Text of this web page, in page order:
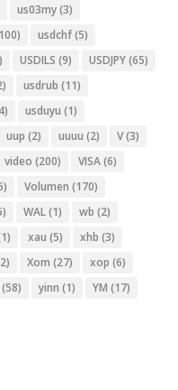
us03my(3)
usdchf(5)
USDILS (9) USDJPY(65)
usdrub (11)
usduyu (1)
uup (2) uuuu (2) V(3)
video (200) VISA(6)
Volumen (170)
WAL(1) wb (2)
xau (5) xhb (3)
Xom (27) xop (6)
(58) yinn (1) YM (17)